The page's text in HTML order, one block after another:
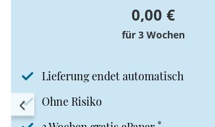
0,00 €
für 3 Wochen
Lieferung endet automatisch
Ohne Risiko
*